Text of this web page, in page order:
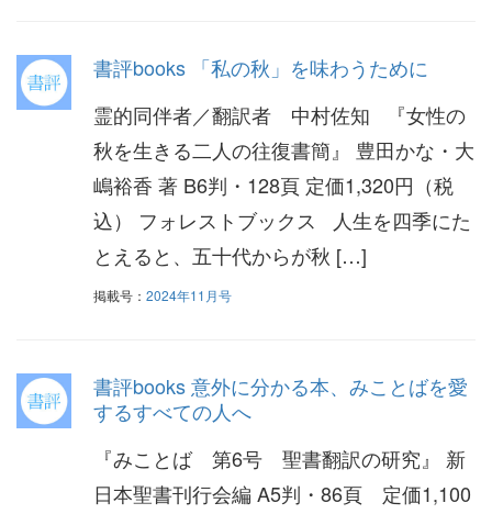
書評books 「私の秋」を味わうために
霊的同伴者／翻訳者 中村佐知 『女性の
秋を生きる二人の往復書簡』 豊田かな・大
嶋裕香 著 B6判・128頁 定価1,320円（税
込） フォレストブックス 人生を四季にた
とえると、五十代からが秋 […]
掲載号： 2024年11月号
書評books 意外に分かる本、みことばを愛
するすべての人へ
『みことば 第6号 聖書翻訳の研究』 新
日本聖書刊行会編 A5判・86頁 定価1,100